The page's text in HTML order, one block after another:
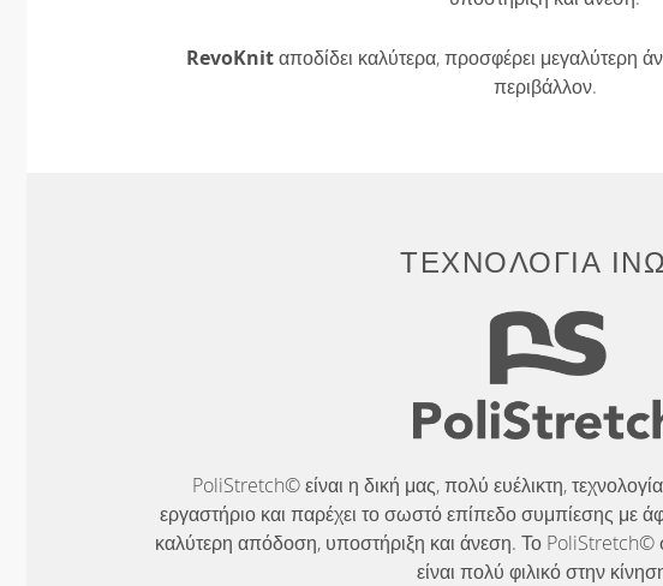
RevoKnitαποδίδει καλύτερα, προσφέρει μεγαλύτερη
περιβάλλον.
ΤΕΧΝΟΛΟΓΊΑ
PoliStretch© είναι η δική μας, πολύ ευέλικτη,
εργαστήριο και παρέχει το σωστό επίπεδο συμπίεσης με
καλύτερη απόδοση, υποστήριξη και άνεση. Το PoliStretch©
είναι πολύ φιλικό στην